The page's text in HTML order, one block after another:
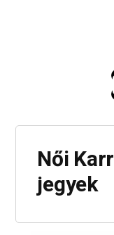
Női
jegyek